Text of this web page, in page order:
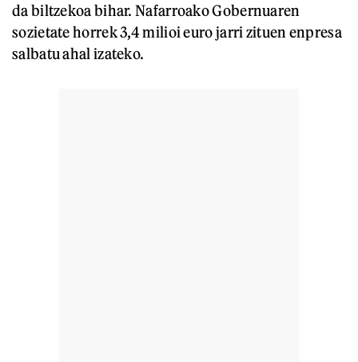
da biltzekoa bihar. Nafarroako Gobernuaren
sozietate horrek 3,4 milioi euro jarri zituen enpresa
salbatu ahal izateko.